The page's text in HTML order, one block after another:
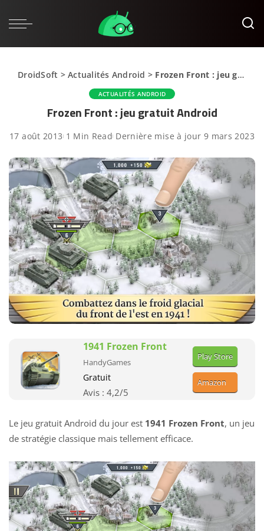
DroidSoft >Actualités Android > Frozen Front : jeu gratuit Android
ACTUALITÉS ANDROID
Frozen Front : jeu gratuit Android
17 août 2013 1 Min Read Dernière mise à jour 9 mars 2023
1941 Frozen Front
HandyGames
Gratuit
Avis : 4,2/5
Play Store
Amazon
Le jeu gratuit Android du jour est 1941 Frozen Front, un jeu
de stratégie classique mais tellement efficace.